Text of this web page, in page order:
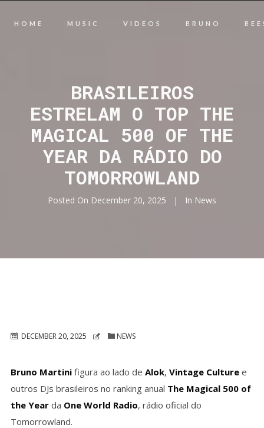
HOME MUSIC VIDEOS BRUNO
BRASILEIROS
ESTRELAM O TOP THE
MAGICAL 500 OF THE
YEAR DA RÁDIO DO
TOMORROWLAND
Posted On December 20, 2025 In News
DECEMBER 20, 2025 NEWS
Bruno Martinifigura ao lado de Alok, Vintage Culturee
outros DJs brasileiros no ranking anual The Magical 500 of
the Yearda One World Radio, rádio oficial do
Tomorrowland.